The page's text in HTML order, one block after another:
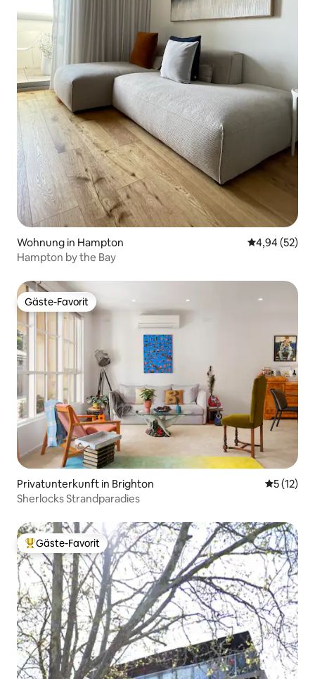
Wohnung in Hampton
4,94 (52)
Hampton by the Bay
Gäste-Favorit
Gäste-Favorit
Privatunterkunft in Brighton
5 (12)
Sherlocks Strandparadies
Beliebter Gäste-Favorit.
Gäste-Favorit